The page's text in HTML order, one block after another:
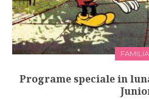
FAMILIA
Programe speciale in